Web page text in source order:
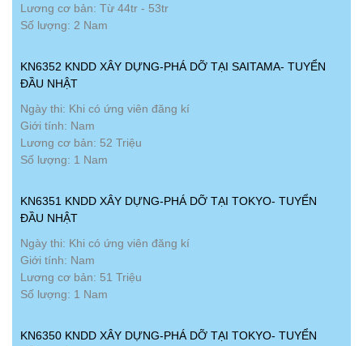
Lương cơ bản: Từ 44tr - 53tr
Số lượng: 2 Nam
KN6352 KNDD XÂY DỰNG-PHÁ DỠ TẠI SAITAMA- TUYỂN
ĐẦU NHẬT
Ngày thi: Khi có ứng viên đăng kí
Giới tính: Nam
Lương cơ bản: 52 Triệu
Số lượng: 1 Nam
KN6351 KNDD XÂY DỰNG-PHÁ DỠ TẠI TOKYO- TUYỂN
ĐẦU NHẬT
Ngày thi: Khi có ứng viên đăng kí
Giới tính: Nam
Lương cơ bản: 51 Triệu
Số lượng: 1 Nam
KN6350 KNDD XÂY DỰNG-PHÁ DỠ TẠI TOKYO- TUYỂN